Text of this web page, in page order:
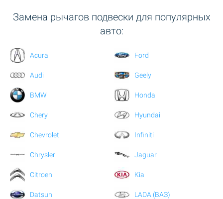
Замена рычагов подвески для популярных
авто:
Acura
Audi
BMW
Chery
Chevrolet
Chrysler
Citroen
Datsun
Ford
Geely
Honda
Hyundai
Infiniti
Jaguar
Kia
LADA (ВАЗ)